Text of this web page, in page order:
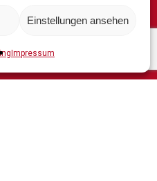
Einstellungen ansehen
Impressum